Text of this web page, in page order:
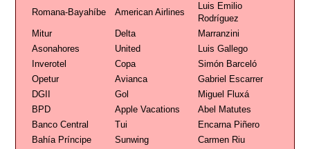
Romana-Bayahíbe American Airlines
Luis Emilio
Rodríguez
Mitur
Delta
Marranzini
Asonahores
United
Luis Gallego
Inverotel
Copa
Simón Barceló
Opetur
Avianca
Gabriel Escarrer
DGII
Gol
Miguel Fluxá
BPD
Apple Vacations
Abel Matutes
Banco Central
Tui
Encarna Piñero
Bahía Príncipe
Sunwing Carmen Riu